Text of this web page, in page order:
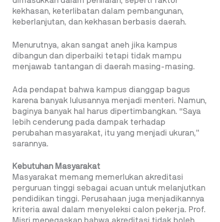
kekhasan, keterlibatan dalam pembangunan,
keberlanjutan, dan kekhasan berbasis daerah.
Menurutnya, akan sangat aneh jika kampus
dibangun dan diperbaiki tetapi tidak mampu
menjawab tantangan di daerah masing-masing.
Ada pendapat bahwa kampus dianggap bagus
karena banyak lulusannya menjadi menteri. Namun,
baginya banyak hal harus dipertimbangkan. “Saya
lebih cenderung pada dampak terhadap
perubahan masyarakat, itu yang menjadi ukuran,”
sarannya.
Kebutuhan Masyarakat
Masyarakat memang memerlukan akreditasi
perguruan tinggi sebagai acuan untuk melanjutkan
pendidikan tinggi. Perusahaan juga menjadikannya
kriteria awal dalam menyeleksi calon pekerja. Prof.